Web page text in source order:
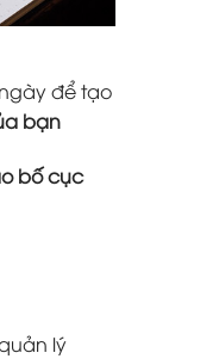
để tạo
bạn
bố cục
lý